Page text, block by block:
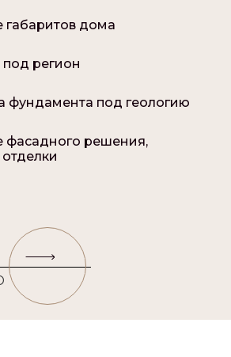
габаритов дома
регион
фундамента под геологию
фасадного решения,